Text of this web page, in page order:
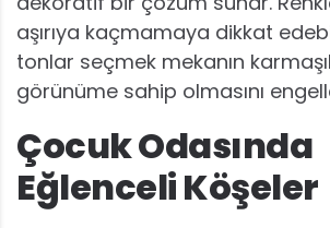
aşırıya kaçmamaya dikkat
tonlar seçmek mekanın
görünüme sahip olmasını
Çocuk Odasında
Eğlenceli Köşeler